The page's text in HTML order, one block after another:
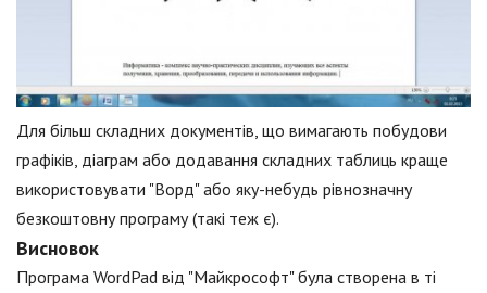
Для більш складних документів, що вимагають побудови
графіків, діаграм або додавання складних таблиць краще
використовувати "Ворд" або яку-небудь рівнозначну
безкоштовну програму (такі теж є).
Висновок
Програма WordPad від "Майкрософт" була створена в ті